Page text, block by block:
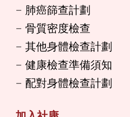
肺癌篩查計劃
骨質密度檢查
其他身體檢查計劃
健康檢查準備須知
配對身體檢查計劃